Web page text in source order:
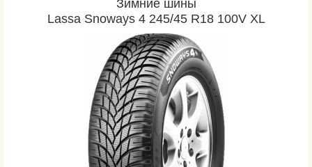
Зимние шины
Lassa Snoways 4 245/45 R18 100V XL